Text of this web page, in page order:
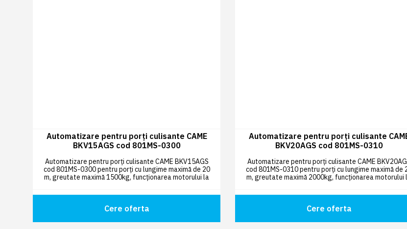
Automatizare pentru porți culisante CAME
BKV15AGS cod 801MS-0300
Automatizare pentru porți culisante CAME BKV15AGS
cod 801MS-0300 pentru porți cu lungime maximă de 20
m, greutate maximă 1500kg, funcționarea motorului la
Cere oferta
Automatizare pentru porți culisante
BKV20AGS cod 801MS-0310
Automatizare pentru porți culisante CAME
cod 801MS-0310 pentru porți cu lungime maximă de
m, greutate maximă 2000kg, funcționarea motorului
Cere oferta